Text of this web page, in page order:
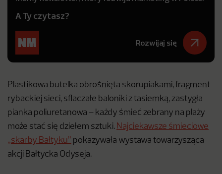
A Ty czytasz?
Rozwijaj się
Plastikowa butelka obrośnięta skorupiakami, fragment
rybackiej sieci, sflaczałe baloniki z tasiemką, zastygła
pianka poliuretanowa – każdy śmieć zebrany na plaży
może stać się dziełem sztuki. Najciekawsze śmieciowe
„skarby Bałtyku” pokazywała wystawa towarzysząca
akcji Bałtycka Odyseja.